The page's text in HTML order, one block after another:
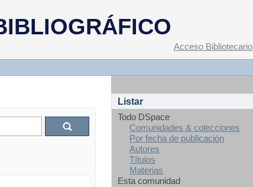
Acceso Bibliotecario
Listar
Todo DSpace
Comunidades & colecciones
Por fecha de publicación
Autores
Títulos
Materias
Esta comunidad